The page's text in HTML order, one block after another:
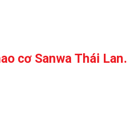
cơ Sanwa Thái Lan.